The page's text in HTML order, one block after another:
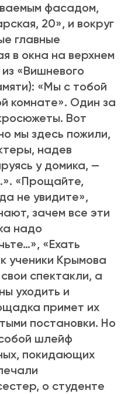
фасадом,
20», и вокруг
главные
в окна на верхнем
«Вишневого
«Мы с тобой
комнате». Один за
Вот
мы здесь пожили,
надев
у домика, —
«Прощайте,
не увидите»,
зачем все эти
надо
«Ехать
ученики Крымова
спектакли, а
уходить и
примет их
постановки. Но
шлейф
покидающих
о студенте